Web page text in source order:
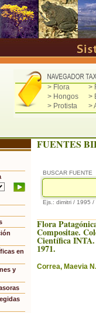
> Flora
>
> Hongos
>
> Protista
>
en
y
FUENTES
BUSCAR FUENTE
Ejs.: dimitri / 1995 /
Flora
Compositae.
Científica INTA.
1971.
Correa, Maevia N.